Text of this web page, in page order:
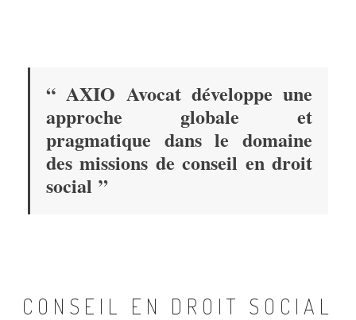
“ AXIO Avocat développe une
approche globale et
pragmatique dans le domaine
des missions de conseil en droit
social ”
CONSEIL EN DROIT SOCIAL